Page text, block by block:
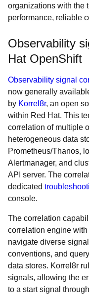
organizations with the
performance, reliable
Observability
Hat OpenShift
Observability signal
now generally
by Korrel8r, an open
within Red Hat. This
correlation of multiple
heterogeneous data
Prometheus/Thanos,
Alertmanager, and
API server. The
dedicated
console.
The correlation
correlation engine
navigate diverse
conventions, and
data stores. Korrel8r
signals, allowing the
to a start signal